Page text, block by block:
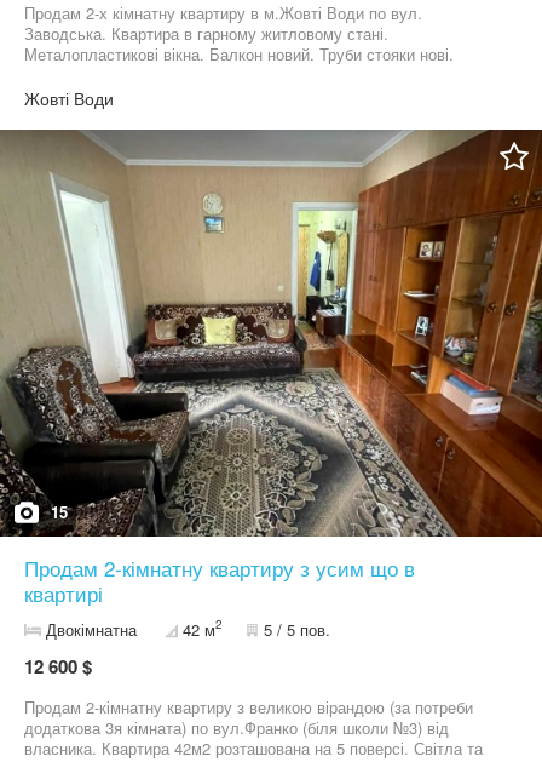
Продам 2-х кімнатну квартиру в м.Жовті Води по вул.
Заводська. Квартира в гарному житловому стані.
Металопластикові вікна. Балкон новий. Труби стояки нові.
Ванна кімната з ремонтом -новый кафель, бойлер. Квартира
тепла та затишна. Без боргів. Запрошуємо на перегляд !
Жовті Води
15
Продам 2-кімнатну квартиру з усим що в
квартирі
Двокімнатна 42 м2 5 / 5 пов.
12 600 $
Продам 2-кімнатну квартиру з великою вірандою (за потреби
додаткова 3я кімната) по вул.Франко (біля школи №3) від
власника. Квартира 42м2 розташована на 5 поверсі. Світла та